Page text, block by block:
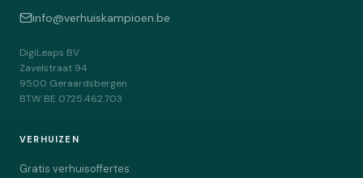
info@verhuiskampioen.be
DigiLeaps BV
Zavelstraat 94
9500 Geraardsbergen
BTW BE 0725.462.703
VERHUIZEN
Gratis verhuisoffertes